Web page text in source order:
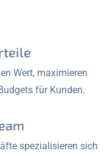
Wert, maximieren
für Kunden.
spezialisieren sich